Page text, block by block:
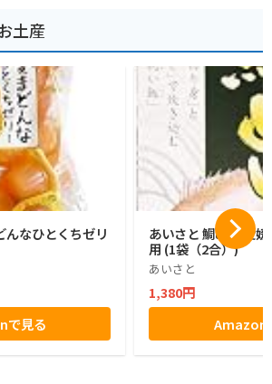
土産
んなひとくちゼリ
で見る
あいさと 鯛めし 愛
用 (1袋（2合）)
あいさと
1,380円
Amazon